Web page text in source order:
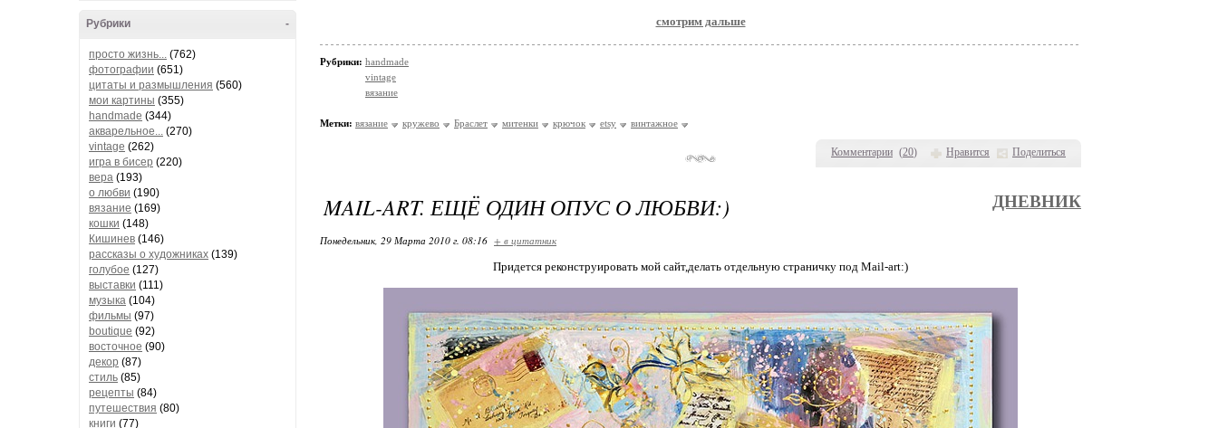
-
Рубрики
просто жизнь... (762)
фотографии (651)
цитаты и размышления (560)
мои картины (355)
handmade (344)
акварельное... (270)
vintage (262)
игра в бисер (220)
вера (193)
о любви (190)
вязание (169)
кошки (148)
Кишинев (146)
рассказы о художниках (139)
голубое (127)
выставки (111)
музыка (104)
фильмы (97)
boutique (92)
восточное (90)
декор (87)
стиль (85)
рецепты (84)
путешествия (80)
книги (77)
Комментарии (20) Нравится Поделиться
смотрим дальше
Рубрики: handmade
vintage
вязание
Метки: вязание кружево Браслет митенки крючок etsy винтажное
MAIL-ART. ЕЩЁ ОДИН ОПУС О ЛЮБВИ:) ДНЕВНИК
Понедельник, 29 Марта 2010 г. 08:16 + в цитатник
Придется реконструировать мой сайт,делать отдельную страничку под Mail-art:)